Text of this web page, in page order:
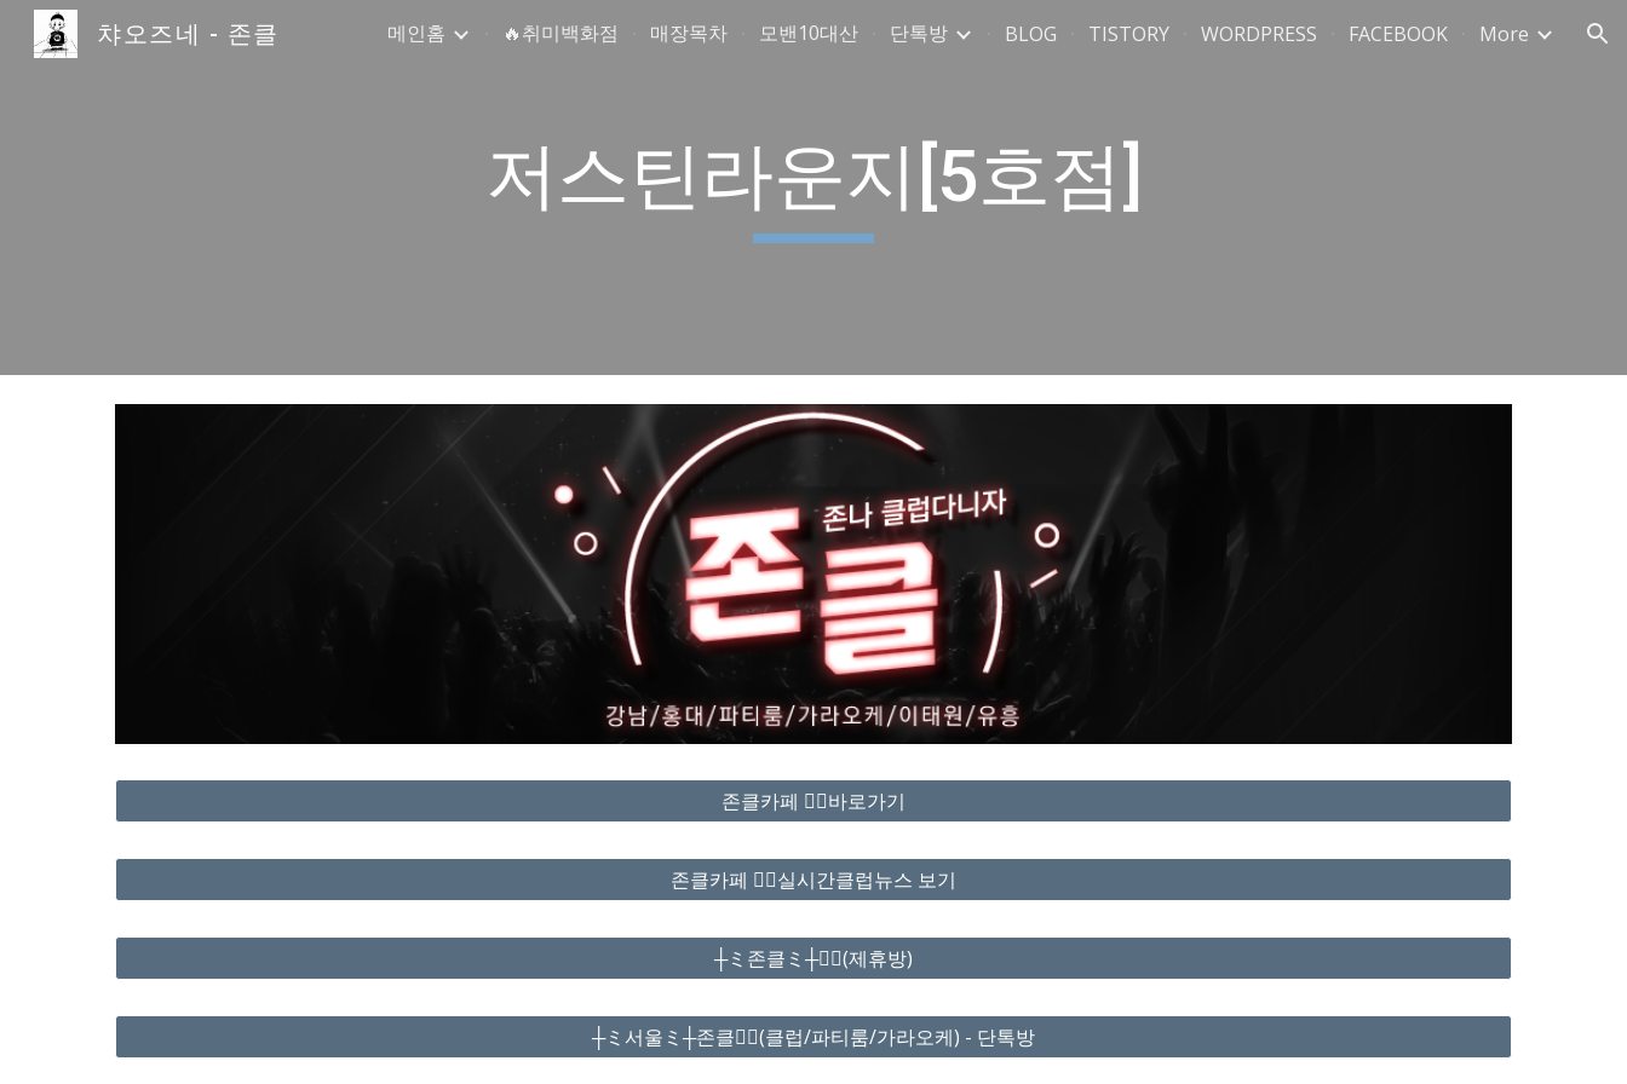
Skip to main content Skip to navigation
챠오즈네 - 존클 메인홈 🔥취미백화점 매장목차 모밴10대산 단톡방 BLOG TISTORY WORDPRESS FACEBOOK More
저스틴라운지[5호점]
존클카페 ❤️‍🔥바로가기
존클카페 ❤️‍🔥실시간클럽뉴스 보기
┼ミ존클ミ┼❤️‍🔥(제휴방)
┼ミ서울ミ┼존클❤️‍🔥(클럽/파티룸/가라오케) - 단톡방